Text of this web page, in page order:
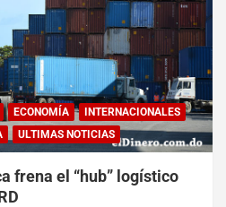
ECONOMÍA
INTERNACIONALES
ULTIMAS NOTICIAS
frena el “hub” logístico